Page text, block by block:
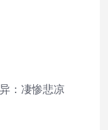
：凄惨悲凉